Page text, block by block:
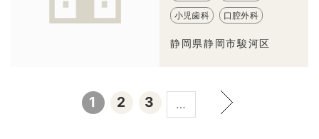
小児歯科 口腔外科
静岡県静岡市駿河区
1 2 3 …